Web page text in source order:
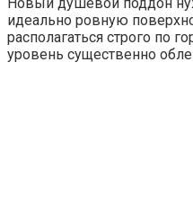
идеально ровную
располагаться строго по
уровень существенно